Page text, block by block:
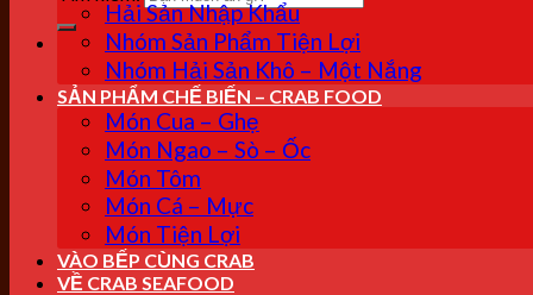
Hải Sản Nhập Khẩu
Nhóm Sản Phẩm Tiện Lợi
Nhóm Hải Sản Khô – Một Nắng
SẢN PHẨM CHẾ BIẾN – CRAB FOOD
Món Cua – Ghẹ
Món Ngao – Sò – Ốc
Món Tôm
Món Cá – Mực
Món Tiện Lợi
VÀO BẾP CÙNG CRAB
VỀ CRAB SEAFOOD